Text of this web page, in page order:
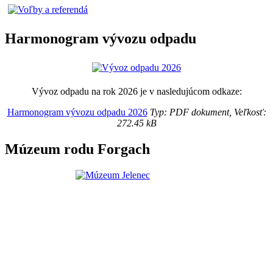
Harmonogram vývozu odpadu
Vývoz odpadu na rok 2026 je v nasledujúcom odkaze:
Harmonogram vývozu odpadu 2026Typ: PDF dokument, Veľkosť:
272.45 kB
Múzeum rodu Forgach